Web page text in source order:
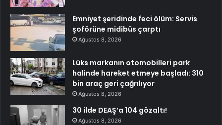
Emniyet şeridinde feci ölüm: Servis
şoförüne midibüs çarptı
Ağustos 8, 2026
Lüks markanın otomobilleri park
halinde hareket etmeye başladı: 310
bin araç geri çağrılıyor
Ağustos 8, 2026
30 ilde DEAŞ’a 104 gözaltı!
Ağustos 8, 2026